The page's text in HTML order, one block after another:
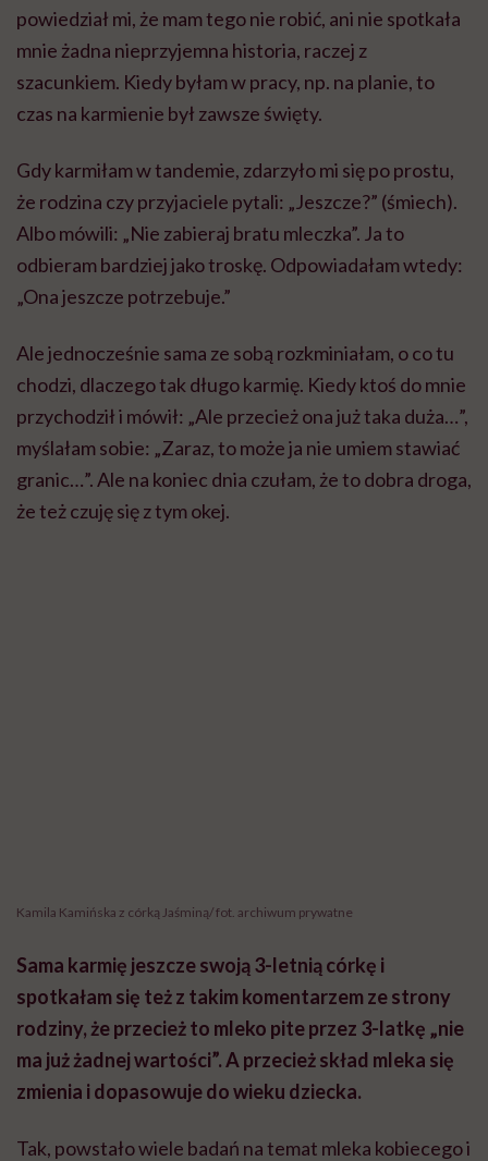
powiedział mi, że mam tego nie robić, ani nie spotkała
mnie żadna nieprzyjemna historia, raczej z
szacunkiem. Kiedy byłam w pracy, np. na planie, to
czas na karmienie był zawsze święty.
Gdy karmiłam w tandemie, zdarzyło mi się po prostu,
że rodzina czy przyjaciele pytali: „Jeszcze?” (śmiech).
Albo mówili: „Nie zabieraj bratu mleczka”. Ja to
odbieram bardziej jako troskę. Odpowiadałam wtedy:
„Ona jeszcze potrzebuje.”
Ale jednocześnie sama ze sobą rozkminiałam, o co tu
chodzi, dlaczego tak długo karmię. Kiedy ktoś do mnie
przychodził i mówił: „Ale przecież ona już taka duża…”,
myślałam sobie: „Zaraz, to może ja nie umiem stawiać
granic…”. Ale na koniec dnia czułam, że to dobra droga,
że też czuję się z tym okej.
Kamila Kamińska z córką Jaśminą/ fot. archiwum prywatne
Sama karmię jeszcze swoją 3-letnią córkę i
spotkałam się też z takim komentarzem ze strony
rodziny, że przecież to mleko pite przez 3-latkę „nie
ma już żadnej wartości”. A przecież skład mleka się
zmienia i dopasowuje do wieku dziecka.
Tak, powstało wiele badań na temat mleka kobiecego i